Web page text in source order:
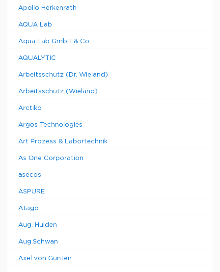
Apollo Herkenrath
AQUA Lab
Aqua Lab GmbH & Co.
AQUALYTIC
Arbeitsschutz (Dr. Wieland)
Arbeitsschutz (Wieland)
Arctiko
Argos Technologies
Art Prozess & Labortechnik
As One Corporation
asecos
ASPURE
Atago
Aug. Hulden
Aug.Schwan
Axel von Gunten